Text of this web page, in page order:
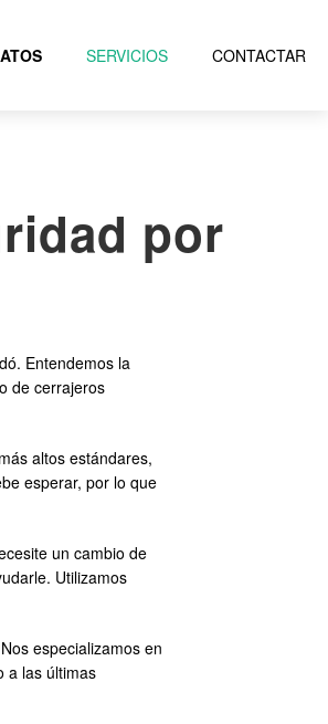
SERVICIOS CONTACTAR
por
Entendemos la
de cerrajeros
altos estándares,
esperar, por lo que
un cambio de
Utilizamos
especializamos en
a las últimas